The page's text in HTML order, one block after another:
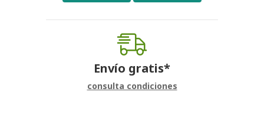
Envío gratis*
consulta condiciones